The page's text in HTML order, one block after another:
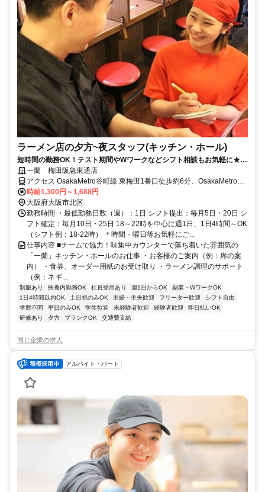
ラーメン店の夕方~夜スタッフ(キッチン・ホール)
短時間の勤務OK！テスト期間やWワークなどシフト相談もお気軽に★髪
色自由・日払い可・食事補助あり
一蘭 梅田阪急東通店
アクセス OsakaMetro谷町線 東梅田1番口徒歩約6分、OsakaMetro御
堂筋線 梅田（Osaka1番口徒歩約6分、OsakaMetro谷町線 中崎町3番
口徒歩約6分 阪急梅田ビルオフィスタワー方面出口 徒歩4分 ★東通り
商店街内
時給1,300円～1,688円
大阪府大阪市北区
勤務時間 ・最低勤務日数（週）：1日 シフト提出：毎月5日・20日 シ
フト確定：毎月10日・25日 18～22時を中心に週1日、1日4時間～OK
（シフト例：18-22時） ＊時間・曜日等お気軽にご...
仕事内容 ■チームで協力！味集中カウンターで落ち着いた雰囲気の
「一蘭」キッチン・ホールのお仕事 ・お客様のご案内（例：席の案
内） ・食券、オーダー用紙のお受け取り ・ラーメン調理のサポート
（例：ネギ...
制服あり 扶養内勤務OK 社員登用あり 週1日からOK
副業・WワークOK
1日4時間以内OK
土日祝のみOK 主婦・主夫歓迎 フリーター歓迎
シフト自由
学歴不問
平日のみOK 学生歓迎 未経験者歓迎 経験者歓迎
即日払いOK
研修あり
夕方 ブランクOK 交通費支給
同じ企業の求人
アルバイト・パート